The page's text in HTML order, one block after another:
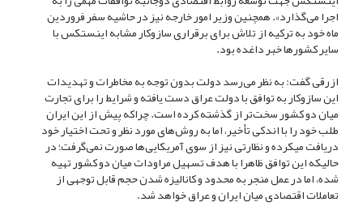
اجرا می‌گذارد». همچنین وزیر امور خارجه نیز در حاشیه سفر فروردین
ماه خود به ترکیه از تلاش برای برقراری سازوکار مشابه اینستکس با
سایر کشور‌ها خبر داغده بود.
ازرقی گفت: به نظر می‌رسد دولت بدون توجه به مخاطرات و تهدیدات
این سازوکار به توافق با دولت عراق دست یافته و شرایط را برای تجارت
میان دو کشور سخت‌تر از گذشته کرده است. چراکه پیش از این ایران
طلب خود را با اندکی تأخیر، اما به روش‌های مورد نظر و تحت اختیار خود
دریافت می‎کرده و نظارتی نیز از سوی آمریکایی‌ها صورت نمی‌گرفت؛ در
حالیکه این توافق ظاهرا با هدف تسهیل مراودات میان دو کشور تهیه
شده، اما در عمل منجر به محدود و کانالیزه شدن حجم قابل توجهی از
تعاملات اقتصادی میان ایران و عراق خواهد شد.